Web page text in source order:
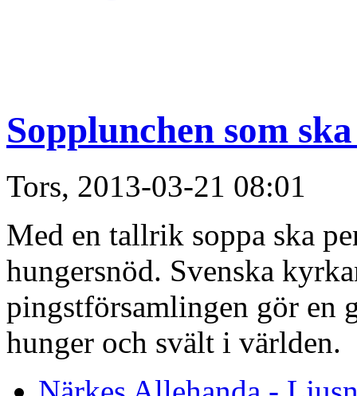
Sopplunchen som
Tors, 2013-03-21 08:01
Med en tallrik soppa ska
hungersnöd. Svenska
pingstförsamlingen gör en
hunger och svält i världen.